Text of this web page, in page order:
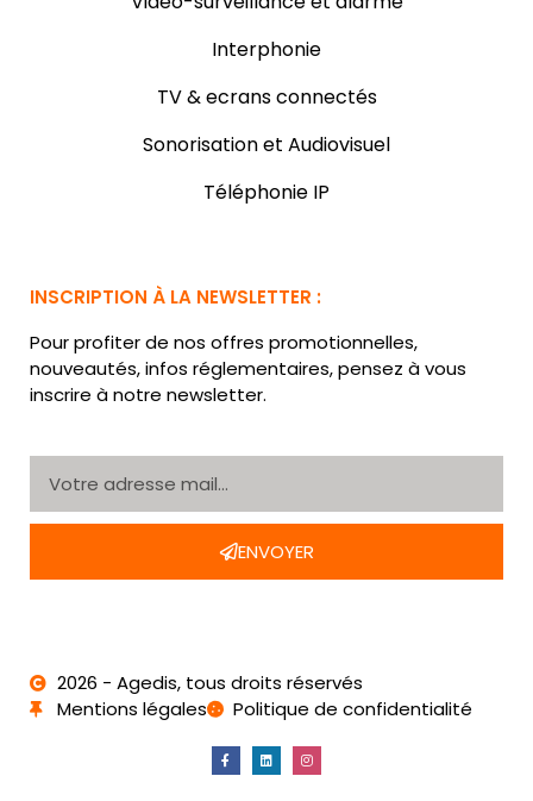
Interphonie
TV & ecrans connectés
Sonorisation et Audiovisuel
Téléphonie IP
INSCRIPTION À LA NEWSLETTER :
Pour profiter de nos offres promotionnelles,
nouveautés, infos réglementaires, pensez à vous
inscrire à notre newsletter.
ENVOYER
2026 - Agedis, tous droits réservés
Mentions légales
Politique de confidentialité